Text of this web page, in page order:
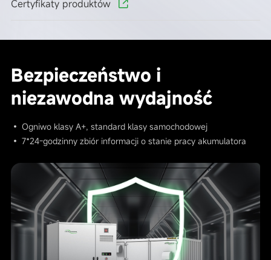
Certyfikaty produktów
Bezpieczeństwo i
niezawodna wydajność
• Ogniwo klasy A+, standard klasy samochodowej
• 7*24-godzinny zbiór informacji o stanie pracy akumulatora